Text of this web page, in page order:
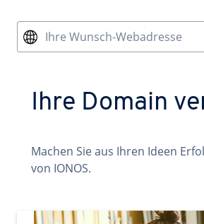
Ihre Wunsch-Webadresse
Ihre Domain
Machen Sie aus Ihren Ideen
von IONOS.